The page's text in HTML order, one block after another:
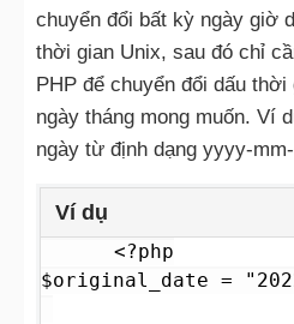
chuyển đổi bất kỳ ngày giờ
thời gian Unix, sau đó chỉ
PHP để chuyển đổi dấu
ngày tháng mong muốn. Ví
ngày từ định dạng yyyy-
Ví dụ
<?php
$original_date =